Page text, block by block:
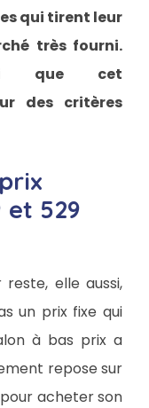
qui tirent leur
très fourni.
que cet
des critères
et 529
elle aussi,
un prix fixe qui
à bas prix a
repose sur
acheter son